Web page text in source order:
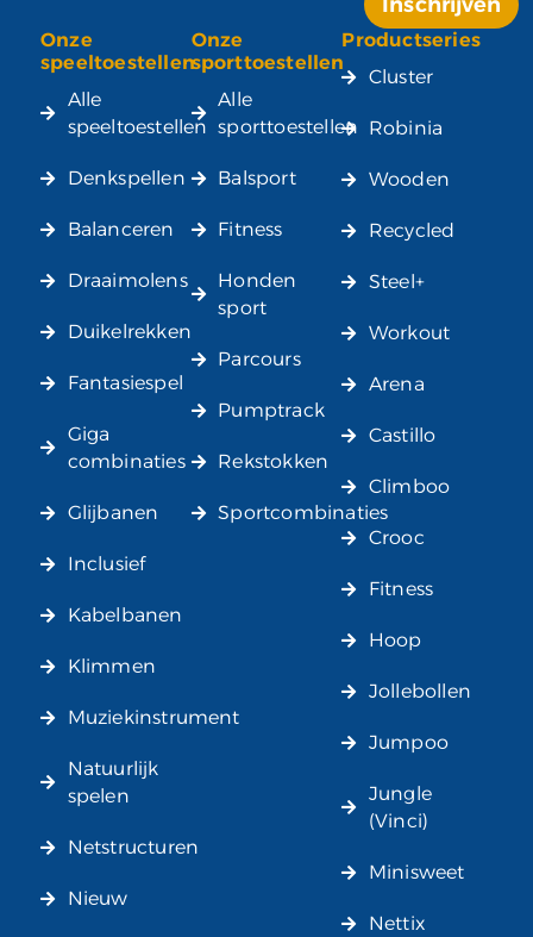
Alternative:
Onze
speeltoestellen
Alle
speeltoestellen
Denkspellen
Balanceren
Draaimolens
Duikelrekken
Fantasiespel
Giga
combinaties
Glijbanen
Inclusief
Kabelbanen
Klimmen
Muziekinstrument
Natuurlijk
spelen
Netstructuren
Nieuw
Onze
sporttoestellen
Alle
sporttoestellen
Balsport
Fitness
Honden
sport
Parcours
Pumptrack
Rekstokken
Sportcombinaties
Productseries
Cluster
Robinia
Wooden
Recycled
Steel+
Workout
Arena
Castillo
Climboo
Crooc
Fitness
Hoop
Jollebollen
Jumpoo
Jungle
(Vinci)
Minisweet
Nettix